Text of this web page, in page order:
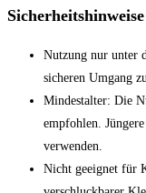
Sicherheitshinweise
Nutzung nur unter
sicheren Umgang
Mindestalter: Die
empfohlen.
verwenden.
Nicht geeignet für